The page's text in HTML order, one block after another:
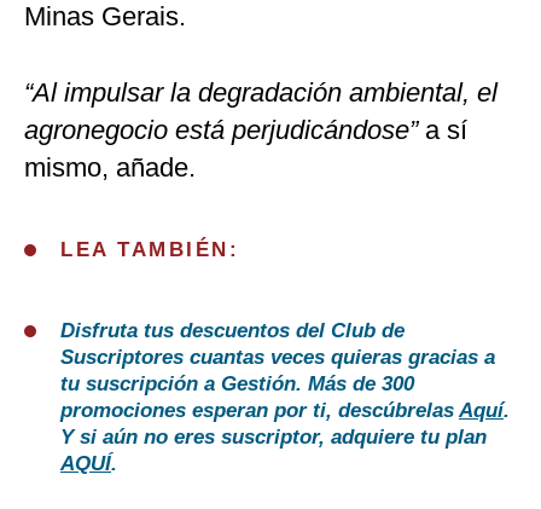
Minas Gerais.
“Al impulsar la degradación ambiental, el
agronegocio está perjudicándose”a sí
mismo, añade.
LEA TAMBIÉN:
Disfruta tus descuentos del Club de
Suscriptores cuantas veces quieras gracias a
tu suscripción a Gestión. Más de 300
promociones esperan por ti, descúbrelasAquí.
Y si aún no eres suscriptor, adquiere tu plan
AQUÍ.